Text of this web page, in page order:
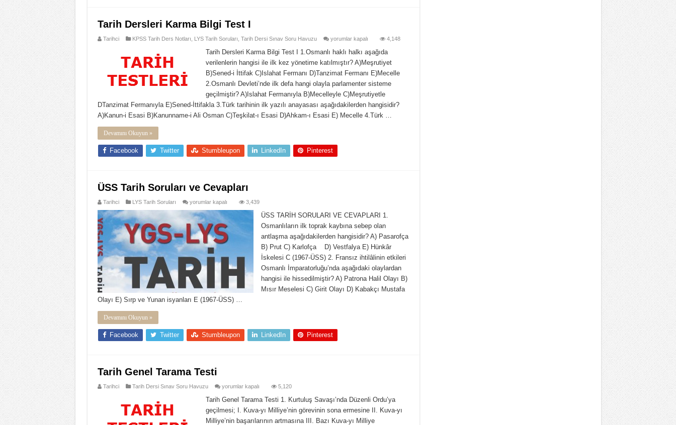
Tarih Dersleri Karma Bilgi Test I
Tarihci KPSS Tarih Ders Notları LYS Tarih Soruları Tarih Dersi Sınav Soru Havuzu
Tarih
Karma
Bilgi
Test
için
yorumlar kapalı 4,148
Tarih Dersleri Karma Bilgi Test I 1.Osmanlı haklı halkı aşağıda
verilenlerin hangisi ile ilk kez yönetime katılmıştır? A)Meşrutiyet
B)Sened-i İttifak C)Islahat Fermanı D)Tanzimat Fermanı E)Mecelle
2.Osmanlı Devleti’nde ilk defa hangi olayla parlamenter sisteme
geçilmiştir? A)Islahat Fermanıyla B)Mecelleyle C)Meşrutiyetle
DTanzimat Fermanıyla E)Sened-İttifakla 3.Türk tarihinin ilk yazılı anayasası aşağıdakilerden hangisidir?
A)Kanun-i Esasi B)Kanunname-i Ali Osman C)Teşkilat-ı Esasi D)Ahkam-ı Esasi E) Mecelle 4.Türk …
Devamını Okuyun »
Facebook Twitter Stumbleupon LinkedIn Pinterest
ÜSS Tarih Soruları ve Cevapları
Tarihci LYS Tarih Soruları
ÜSS
Soruları
ve
Cevapları
için
yorumlar kapalı 3,439
ÜSS TARİH SORULARI VE CEVAPLARI 1.
Osmanlıların ilk toprak kaybına sebep olan
antlaşma aşağıdakilerden hangisidir? A) Pasarofça
B) Prut C) Karlofça D) Vestfalya E) Hünkâr
İskelesi C (1967-ÜSS) 2. Fransız ihtilâlinin etkileri
Osmanlı İmparatorluğu’nda aşağıdaki olaylardan
hangisi ile hissedilmiştir? A) Patrona Halil Olayı B)
Mısır Meselesi C) Girit Olayı D) Kabakçı Mustafa
Olayı E) Sırp ve Yunan isyanları E (1967-ÜSS) …
Devamını Okuyun »
Facebook Twitter Stumbleupon LinkedIn Pinterest
Tarih Genel Tarama Testi
Tarihci Tarih Dersi Sınav Soru Havuzu
Tarih
Tarama
Testi
için
yorumlar kapalı 5,120
Tarih Genel Tarama Testi 1. Kurtuluş Savaşı’nda Düzenli Ordu’ya
geçilmesi; I. Kuva-yı Milliye’nin görevinin sona ermesine II. Kuva-yı
Milliye’nin başarılarının artmasına III. Bazı Kuva-yı Milliye